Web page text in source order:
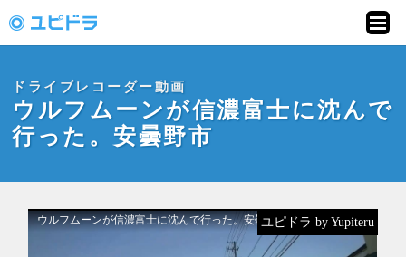
ピドラ」
ドライブレコーダー動画
ウルフムーンが信濃富士に沈んで
行った。安曇野市
ユピドラ by Yupiteru